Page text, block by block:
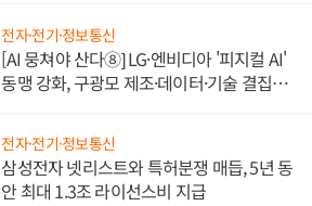
전자·전기·정보통신
[AI 뭉쳐야 산다⑧] LG·엔비디아 '피지컬 AI'
동맹 강화, 구광모 제조·데이터·기술 결집
전자·전기·정보통신
삼성전자 넷리스트와 특허분쟁 매듭, 5년 동
안 최대 1.3조 라이선스비 지급